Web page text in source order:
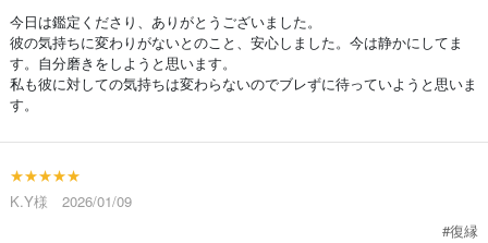
今日は鑑定くださり、ありがとうございました。
彼の気持ちに変わりがないとのこと、安心しました。今は静かにしてま
す。自分磨きをしようと思います。
私も彼に対しての気持ちは変わらないのでブレずに待っていようと思いま
す。
★★★★★
K.Y様 2026/01/09
#復縁